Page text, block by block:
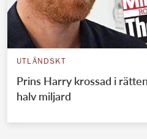
UTLÄNDSKT
Prins Harry krossad i
halv miljard